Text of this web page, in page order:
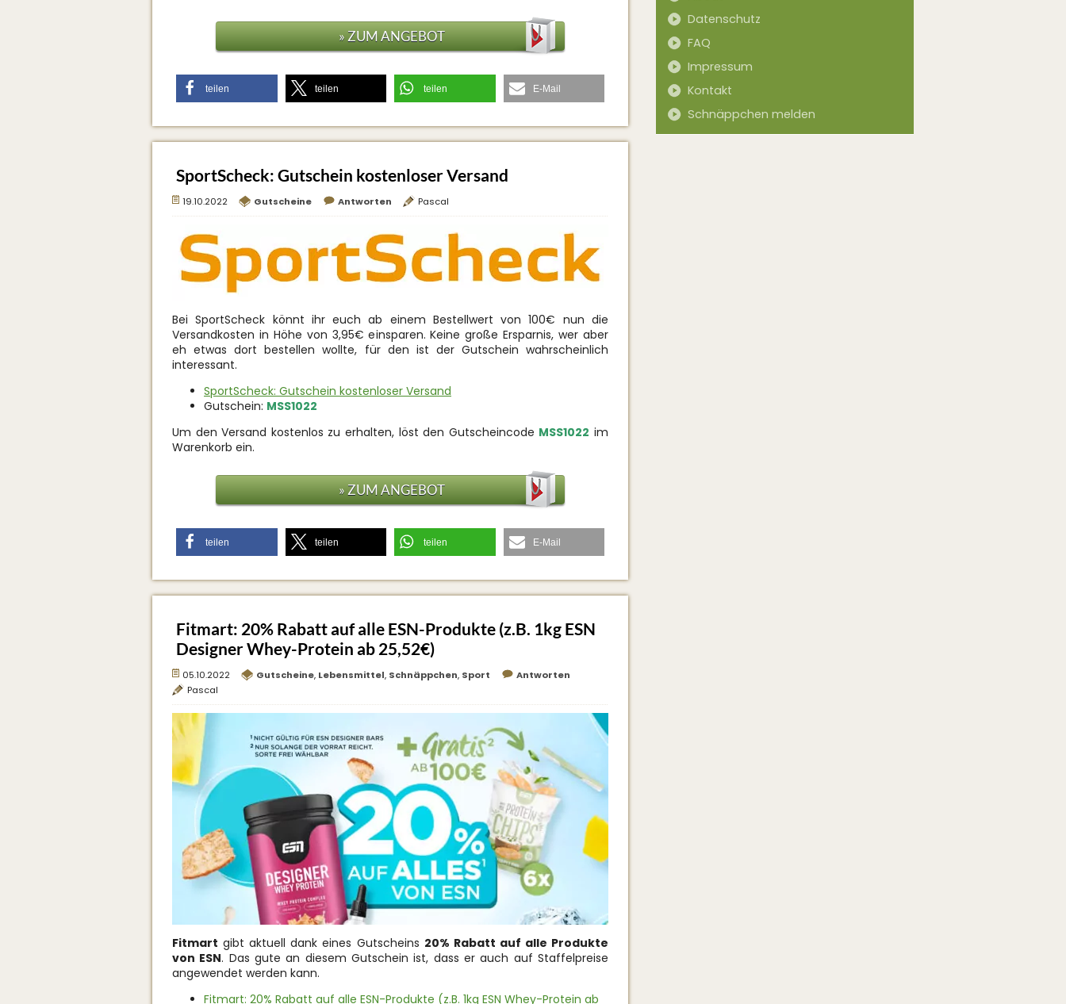
» ZUM ANGEBOT
teilen teilen teilen E-Mail
SportScheck: Gutschein kostenloser Versand
19.10.2022 Gutscheine Antworten Pascal
Bei SportScheck könnt ihr euch ab einem Bestellwert von 100€ nun die
Versandkosten in Höhe von 3,95€ einsparen. Keine große Ersparnis, wer aber
eh etwas dort bestellen wollte, für den ist der Gutschein wahrscheinlich
interessant.
SportScheck: Gutschein kostenloser Versand
Gutschein: MSS1022
Um den Versand kostenlos zu erhalten, löst den Gutscheincode MSS1022 im
Warenkorb ein.
» ZUM ANGEBOT
teilen teilen teilen E-Mail
Fitmart: 20% Rabatt auf alle ESN-Produkte (z.B. 1kg ESN
Designer Whey-Protein ab 25,52€)
05.10.2022 Gutscheine, Lebensmittel, Schnäppchen, Sport
Antworten
Pascal
Fitmart gibt aktuell dank eines Gutscheins 20% Rabatt auf alle Produkte
von ESN. Das gute an diesem Gutschein ist, dass er auch auf Staffelpreise
angewendet werden kann.
Fitmart: 20% Rabatt auf alle ESN-Produkte (z.B. 1kg ESN Whey-Protein ab
Datenschutz
FAQ
Impressum
Kontakt
Schnäppchen melden